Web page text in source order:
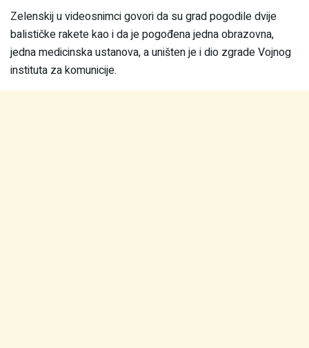
Zelenskij u videosnimci govori da su grad pogodile dvije
balističke rakete kao i da je pogođena jedna obrazovna,
jedna medicinska ustanova, a uništen je i dio zgrade Vojnog
instituta za komunicije.